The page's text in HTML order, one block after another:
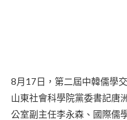
8月17日，第二屆中韓儒學
山東社會科學院黨委書記唐
公室副主任李永森、國際儒